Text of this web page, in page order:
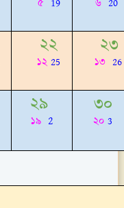
৫ 19 ৬ 20
২২
১২ 25
২৩
১৩ 26
২৯
১৯ 2
৩০
২০ 3